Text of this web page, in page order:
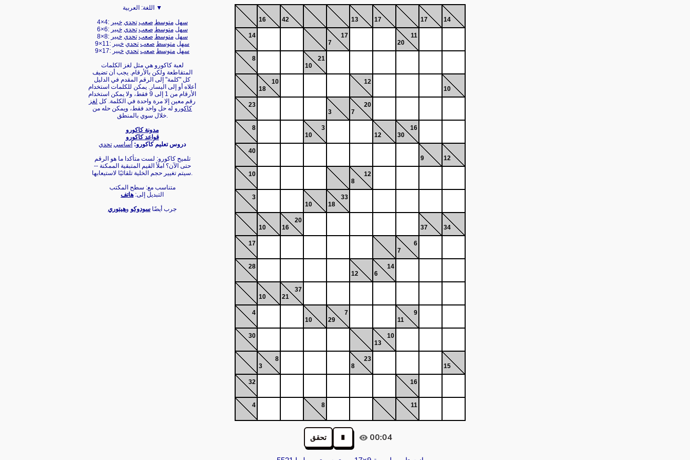
اللغة:
العربية ▼
4×4:
سهل متوسط صعب تحدي خبير
6×6:
سهل متوسط صعب تحدي خبير
8×8:
سهل متوسط صعب تحدي خبير
9×11:
سهل متوسط صعب تحدي خبير
9×17:
سهل متوسط صعب تحدي خبير
لعبة كاكورو هي مثل لغز الكلمات
المتقاطعة ولكن بالأرقام. يجب أن تضيف
كل "كلمة" إلى الرقم المقدم في الدليل
أعلاه أو إلى اليسار. يمكن للكلمات استخدام
الأرقام من 1 إلى 9 فقط، ولا يمكن استخدام
رقم معين إلا مرة واحدة في الكلمة. كل لغز
كاكورو له حل واحد فقط، ويمكن حله من
خلال سوي بالمنطق.
مدونة كاكورو
قواعد كاكورو
دروس تعليم كاكورو: أساسي تحدي
تلميح كاكورو: لست متأكدا ما هو الرقم
حتى الآن؟ املأ القيم المتبقية الممكنة --
سيتم تغيير حجم الخلية تلقائيًا لاستيعابها.
متناسب مع: سطح المكتب
التبديل إلى: هاتف
جرب أيضًا سودوكو وهيتوري
16 42 13 17 17 14
14
17
7
11
20
8
21
10
10
18
12
10
23
3
20
7
8
3
10
12
16
30
40
9
12
10
12
8
3
10
33
18
10
20
16
37 34
17
6
7
28
12
14
6
10
37
21
4
10
7
29
9
11
30
10
13
8
3
23
8
15
32 16
4 8 11
تحقق 00:04